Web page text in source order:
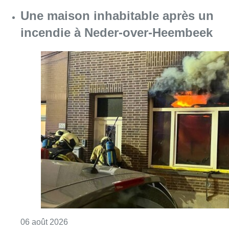
Une maison inhabitable après un
incendie à Neder-over-Heembeek
06 août 2026